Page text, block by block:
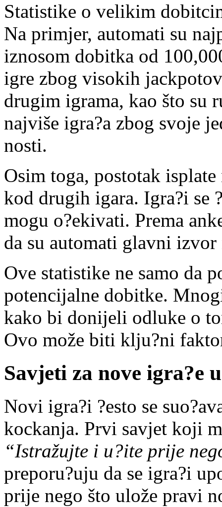
Statistike o velikim
Na primjer, automati su
iznosom dobitka od
igre zbog visokih
drugim igrama, kao što su
najviše igra?a zbog svoje
nosti.
Osim toga, postotak
kod drugih igara. Igra?i se
mogu o?ekivati. Prema
da su automati glavni
Ove statistike ne samo da
potencijalne dobitke.
kako bi donijeli odluke o
Ovo može biti klju?ni
Savjeti za nove igra?e
Novi igra?i ?esto se
kockanja. Prvi savjet koji
“Istražujte i u?ite prije
preporu?uju da se igra?i
prije nego što ulože pravi